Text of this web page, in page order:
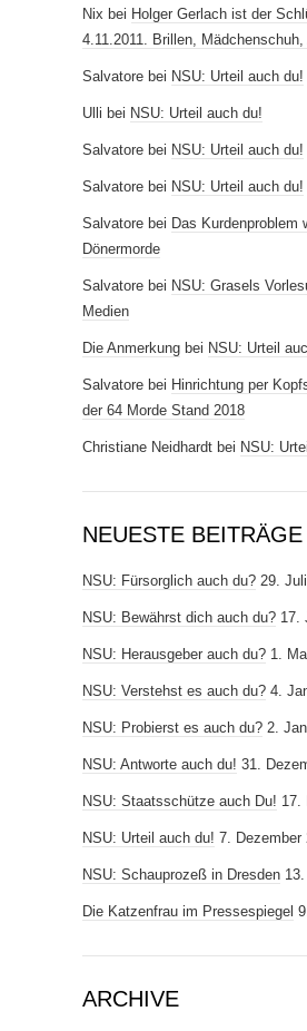
Nix bei Holger Gerlach ist der
4.11.2011. Brillen,
Salvatore bei NSU: Urteil auch du!
Ulli bei NSU: Urteil auch du!
Salvatore bei NSU: Urteil auch du!
Salvatore bei NSU: Urteil auch du!
Salvatore bei Das Kurdenproblem
Dönermorde
Salvatore bei NSU: Grasels
Medien
Die Anmerkung bei NSU: Urteil
Salvatore bei Hinrichtung per
der 64 Morde Stand 2018
Christiane Neidhardt bei NSU:
NEUESTE BEITRÄGE
NSU: Fürsorglich auch du? 29.
NSU: Bewährst dich auch du? 17.
NSU: Herausgeber auch du? 1.
NSU: Verstehst es auch du? 4.
NSU: Probierst es auch du? 2.
NSU: Antworte auch du! 31.
NSU: Staatsschütze auch Du! 17.
NSU: Urteil auch du! 7. Dezember
NSU: Schauprozeß in Dresden
Die Katzenfrau im Pressespiegel
ARCHIVE